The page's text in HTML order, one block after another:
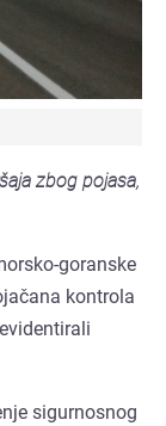
zbog pojasa,
goranske
kontrola
sigurnosnog